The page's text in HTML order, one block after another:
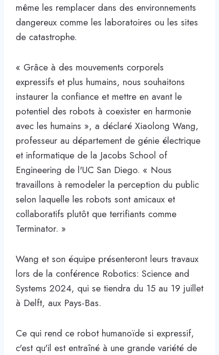
même les remplacer dans des environnements
dangereux comme les laboratoires ou les sites
de catastrophe.
« Grâce à des mouvements corporels
expressifs et plus humains, nous souhaitons
instaurer la confiance et mettre en avant le
potentiel des robots à coexister en harmonie
avec les humains », a déclaré Xiaolong Wang,
professeur au département de génie électrique
et informatique de la Jacobs School of
Engineering de l'UC San Diego. « Nous
travaillons à remodeler la perception du public
selon laquelle les robots sont amicaux et
collaboratifs plutôt que terrifiants comme
Terminator. »
Wang et son équipe présenteront leurs travaux
lors de la conférence Robotics: Science and
Systems 2024, qui se tiendra du 15 au 19 juillet
à Delft, aux Pays-Bas.
Ce qui rend ce robot humanoïde si expressif,
c'est qu'il est entraîné à une grande variété de